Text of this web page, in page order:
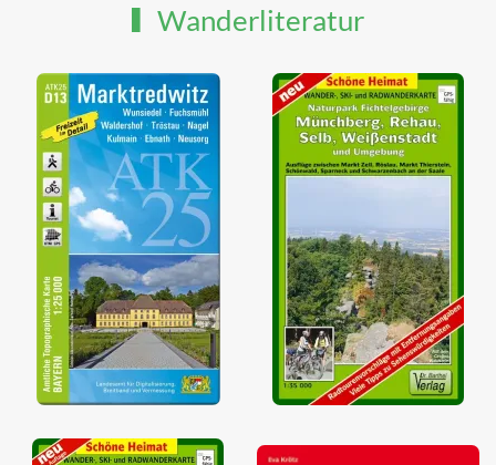
Wanderliteratur